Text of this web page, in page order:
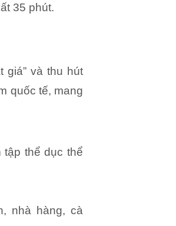
35 phút.
giá” và thu hút
quốc tế, mang
thể dục thể
nhà hàng, cà